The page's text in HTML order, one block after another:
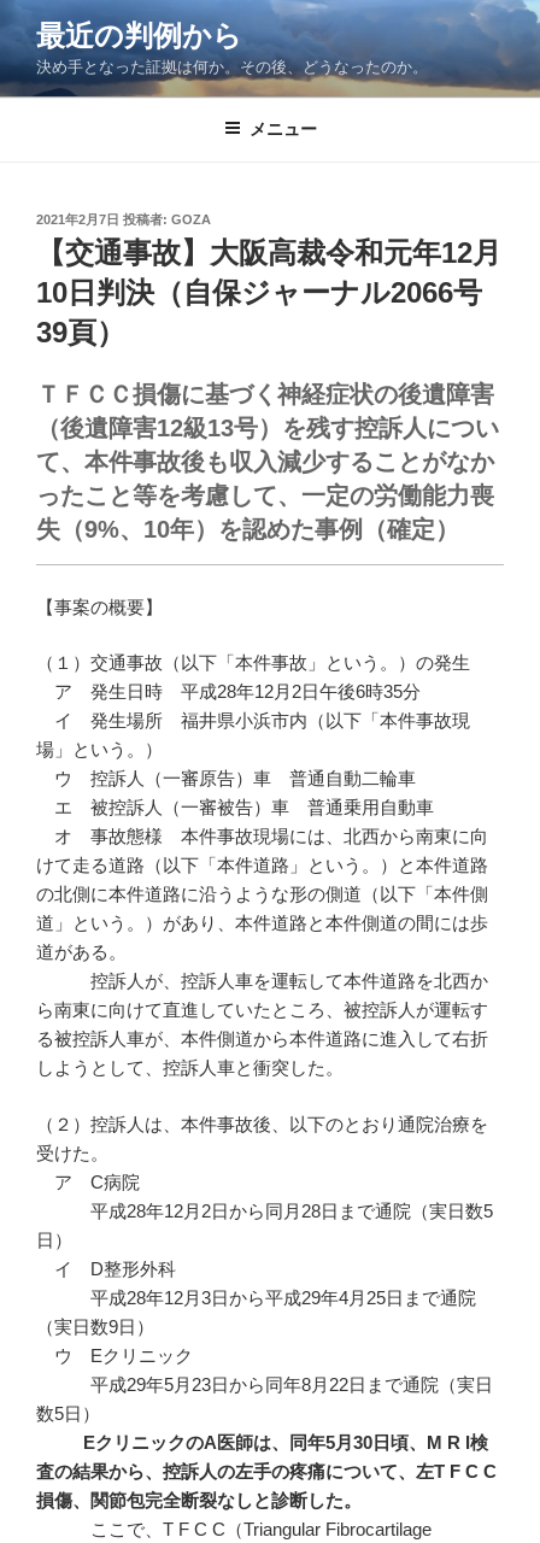
コ
テ
ン
最近の判例から
決め手となった証拠は何か。その後、どうなったのか。
メニュー
投
2021年2月7日 投稿者: GOZA
【交通事故】大阪高裁令和元年12月
10日判決（自保ジャーナル2066号
39頁）
ＴＦＣＣ損傷に基づく神経症状の後遺障害
（後遺障害12級13号）を残す控訴人につい
て、本件事故後も収入減少することがなか
ったこと等を考慮して、一定の労働能力喪
失（9%、10年）を認めた事例（確定）
【事案の概要】
（１）交通事故（以下「本件事故」という。）の発生
ア 発生日時 平成28年12月2日午後6時35分
イ 発生場所 福井県小浜市内（以下「本件事故現
場」という。）
ウ 控訴人（一審原告）車 普通自動二輪車
エ 被控訴人（一審被告）車 普通乗用自動車
オ 事故態様 本件事故現場には、北西から南東に向
けて走る道路（以下「本件道路」という。）と本件道路
の北側に本件道路に沿うような形の側道（以下「本件側
道」という。）があり、本件道路と本件側道の間には歩
道がある。
控訴人が、控訴人車を運転して本件道路を北西か
ら南東に向けて直進していたところ、被控訴人が運転す
る被控訴人車が、本件側道から本件道路に進入して右折
しようとして、控訴人車と衝突した。
（２）控訴人は、本件事故後、以下のとおり通院治療を
受けた。
ア C病院
平成28年12月2日から同月28日まで通院（実日数5
日）
イ D整形外科
平成28年12月3日から平成29年4月25日まで通院
（実日数9日）
ウ Eクリニック
平成29年5月23日から同年8月22日まで通院（実日
数5日）
EクリニックのA医師は、同年5月30 日頃、M R I検
査の結果から、控訴人の左手の疼痛について、左T F C C
損傷、関節包完全断裂なしと診断した。
ここで、T F C C（Triangular Fibrocartilage